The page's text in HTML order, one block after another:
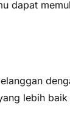
dapat
lebih